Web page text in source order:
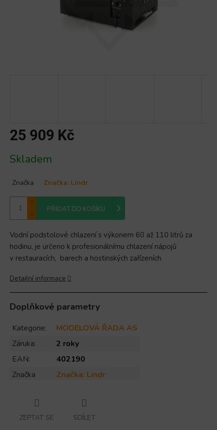
25 909 Kč
cena:
Skladem
Značka Značka: Lindr
PŘIDAT DO KOŠÍKU
Vodní podstolové chlazení s výkonem 60 až 110 litrů za
hodinu, je určeno k profesionálnímu chlazení nápojů
v restauracích, barech a hostinských zařízeních.
Detailní informace
Doplňkové parametry
Kategorie:
MODELOVÁ ŘADA AS
Záruka:
2 roky
EAN:
402190
Značka
Značka: Lindr
ZEPTAT SE SDÍLET